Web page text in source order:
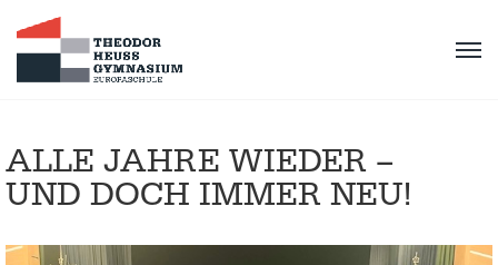
ALLE JAHRE WIEDER –
UND DOCH IMMER NEU!